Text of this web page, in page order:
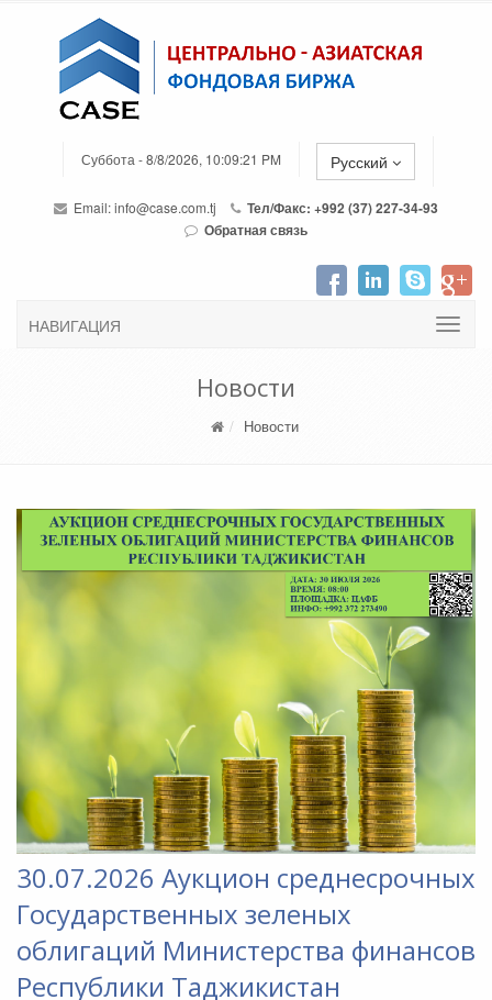
Суббота - 8/8/2026, 10:09:21 PM Русский
Email:info@case.com.tj
Тел/Факс: +992 (37) 227-34-93
Обратная связь
НАВИГАЦИЯ
Новости
Новости
30.07.2026 Аукцион среднесрочных
Государственных зеленых
облигаций Министерства финансов
Республики Таджикистан